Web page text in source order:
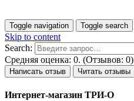
Toggle navigation Toggle search
Skip to content
Search:
Средняя оценка: 0. (Отзывов: 0)
Написать отзыв Читать отзывы
Интернет-магазин ТРИ-О